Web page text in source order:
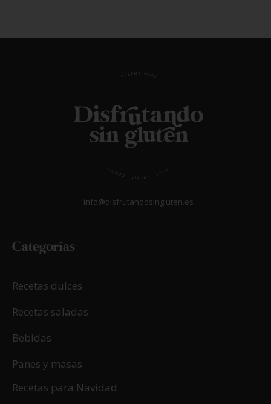
info@disfrutandosingluten.es
Categorías
Recetas dulces
Recetas saladas
Bebidas
Panes y masas
Recetas para Navidad